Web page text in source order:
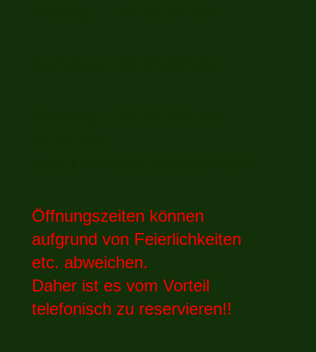
Öffnungszeiten können
aufgrund von Feierlichkeiten
etc. abweichen.
Daher ist es vom Vorteil
telefonisch zu reservieren!!